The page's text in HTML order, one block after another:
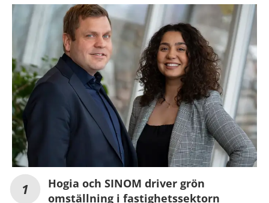
Hogia och SINOM driver grön
omställning i fastighetssektorn